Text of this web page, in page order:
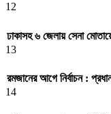
12
ঢাকাসহ ৬ জেলায় সেনা
13
রমজানের আগে নির্বাচন :
14